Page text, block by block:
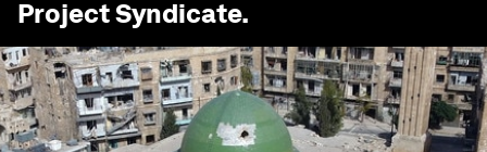
Project Syndicate.